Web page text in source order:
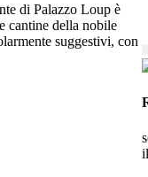
di Palazzo Loup è
cantine della nobile
suggestivi, con